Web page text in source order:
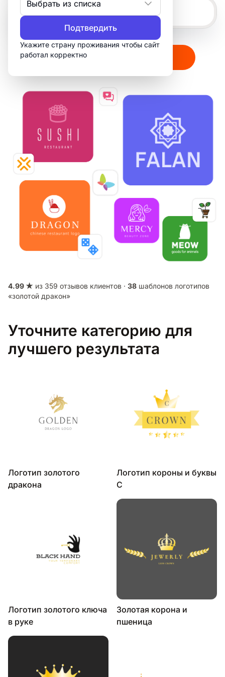
Выбрать из списка
Подтвердить
Укажите страну проживания чтобы сайт
работал корректноСоздать мой логотип
4.99 ★ из 359 отзывов клиентов · 38 шаблонов логотипов
«золотой дракон»
Уточните категорию для
лучшего результата
Логотип золотого
дракона
Логотип короны и буквы
C
Логотип золотого ключа
в руке
Золотая корона и
пшеница